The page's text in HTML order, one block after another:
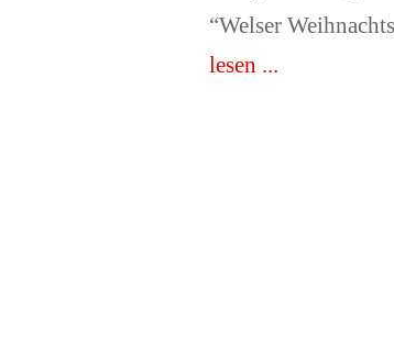
“Welser
lesen ...